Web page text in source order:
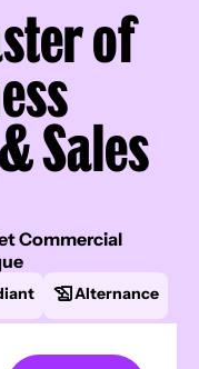
of
Sales
Commercial
Alternance